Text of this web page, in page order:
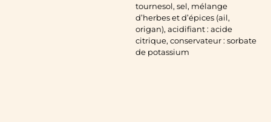
tournesol, sel, mélange
d’herbes et d’épices (ail,
origan), acidifiant : acide
citrique, conservateur : sorbate
de potassium